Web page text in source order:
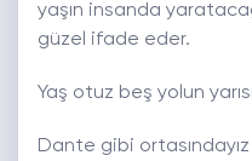
yaşın insanda
güzel ifade eder.
Yaş otuz beş yolun
Dante gibi